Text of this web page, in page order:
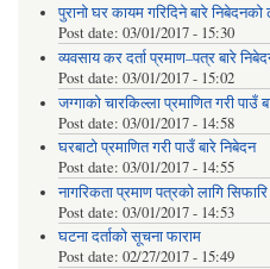
पुरानो घर कायम गरिदिने बारे निबेदनको
Post date: 03/01/2017 - 15:30
व्यवसाय कर दर्ता प्रमाण–पत्र बारे
Post date: 03/01/2017 - 15:02
जग्गाको चारकिल्ला प्रमाणित गरी पाउँ
Post date: 03/01/2017 - 14:58
घरबाटो प्रमाणित गरी पाउँ बारे निबेदन
Post date: 03/01/2017 - 14:55
नागरिकता प्रमाण पत्रको लागि
Post date: 03/01/2017 - 14:53
घटना दर्ताको सूचना फाराम
Post date: 02/27/2017 - 15:49